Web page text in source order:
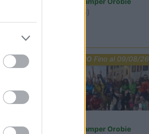
(BG)
PROMO Fino al 09/08/26
Area Sosta Camper Orobie